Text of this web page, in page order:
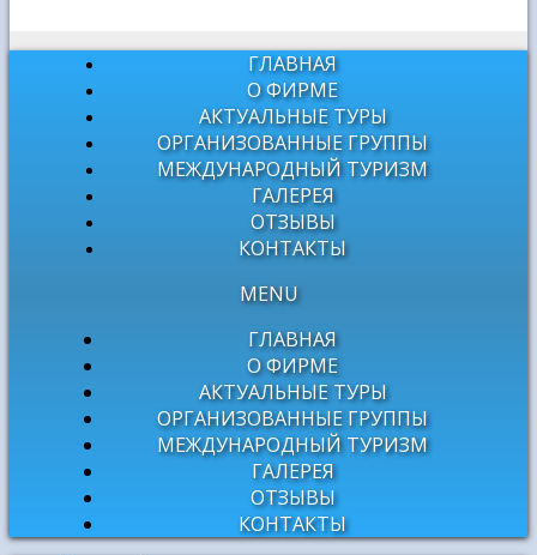
ГЛАВНАЯ
О ФИРМЕ
АКТУАЛЬНЫЕ ТУРЫ
ОРГАНИЗОВАННЫЕ ГРУППЫ
МЕЖДУНАРОДНЫЙ ТУРИЗМ
ГАЛЕРЕЯ
ОТЗЫВЫ
КОНТАКТЫ
MENU
ГЛАВНАЯ
О ФИРМЕ
АКТУАЛЬНЫЕ ТУРЫ
ОРГАНИЗОВАННЫЕ ГРУППЫ
МЕЖДУНАРОДНЫЙ ТУРИЗМ
ГАЛЕРЕЯ
ОТЗЫВЫ
КОНТАКТЫ